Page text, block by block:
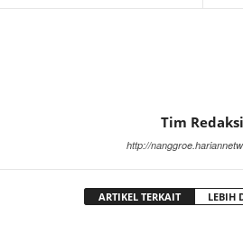
Tim Redaksi
http://
ARTIKEL TERKAIT LEBIH